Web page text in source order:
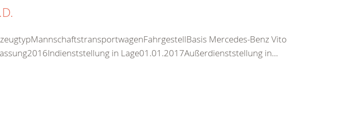
Mercedes-Benz Vito
in Lage01.01.2017Außerdienststellung in...